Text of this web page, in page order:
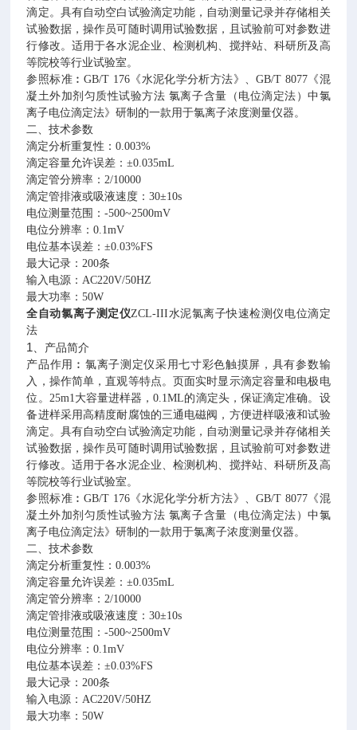
滴定。具有自动空白试验滴定功能，自动测量记录并存储相关
试验数据，操作员可随时调用试验数据，且试验前可对参数进
行修改。适用于各水泥企业、检测机构、搅拌站、科研所及高
等院校等行业试验室。
参照标准︰GB/T 176《水泥化学分析方法》、GB/T 8077《混
凝土外加剂匀质性试验方法 氯离子含量（电位滴定法）中氯
离子电位滴定法》研制的一款用于氯离子浓度测量仪器。
二、技术参数
滴定分析重复性：0.003%
滴定容量允许误差：±0.035mL
滴定管分辨率：2/10000
滴定管排液或吸液速度：30±10s
电位测量范围：-500~2500mV
电位分辨率：0.1mV
电位基本误差：±0.03%FS
最大记录：200条
输入电源：AC220V/50HZ
最大功率：50W
全自动氯离子测定仪ZCL-III水泥氯离子快速检测仪电位滴定
法
1、
产品简介
产品作用︰氯离子测定仪采用七寸彩色触摸屏，具有参数输
入，操作简单，直观等特点。页面实时显示滴定容量和电极电
位。 25m1大容量进样器，0.1ML的滴定头，保证滴定准确。设
备进样采用高精度耐腐蚀的三通电磁阀，方便进样吸液和试验
滴定。具有自动空白试验滴定功能，自动测量记录并存储相关
试验数据，操作员可随时调用试验数据，且试验前可对参数进
行修改。适用于各水泥企业、检测机构、搅拌站、科研所及高
等院校等行业试验室。
参照标准︰GB/T 176《水泥化学分析方法》、GB/T 8077《混
凝土外加剂匀质性试验方法 氯离子含量（电位滴定法）中氯
离子电位滴定法》研制的一款用于氯离子浓度测量仪器。
二、技术参数
滴定分析重复性：0.003%
滴定容量允许误差：±0.035mL
滴定管分辨率：2/10000
滴定管排液或吸液速度：30±10s
电位测量范围：-500~2500mV
电位分辨率：0.1mV
电位基本误差：±0.03%FS
最大记录：200条
输入电源：AC220V/50HZ
最大功率：50W